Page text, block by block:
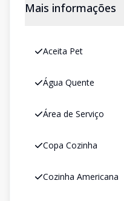
Mais informações
Aceita Pet
Água Quente
Área de Serviço
Copa Cozinha
Cozinha Americana